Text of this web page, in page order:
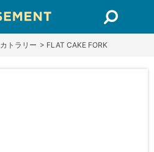
カトラリー > FLAT CAKE FORK